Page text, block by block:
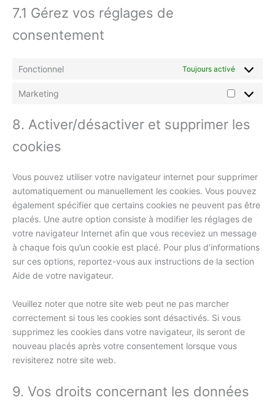
7.1 Gérez vos réglages de
consentement
Fonctionnel Toujours activé
Marketing Marketing
8. Activer/désactiver et supprimer les
cookies
Vous pouvez utiliser votre navigateur internet pour supprimer
automatiquement ou manuellement les cookies. Vous pouvez
également spécifier que certains cookies ne peuvent pas être
placés. Une autre option consiste à modifier les réglages de
votre navigateur Internet afin que vous receviez un message
à chaque fois qu’un cookie est placé. Pour plus d’informations
sur ces options, reportez-vous aux instructions de la section
Aide de votre navigateur.
Veuillez noter que notre site web peut ne pas marcher
correctement si tous les cookies sont désactivés. Si vous
supprimez les cookies dans votre navigateur, ils seront de
nouveau placés après votre consentement lorsque vous
revisiterez notre site web.
9. Vos droits concernant les données